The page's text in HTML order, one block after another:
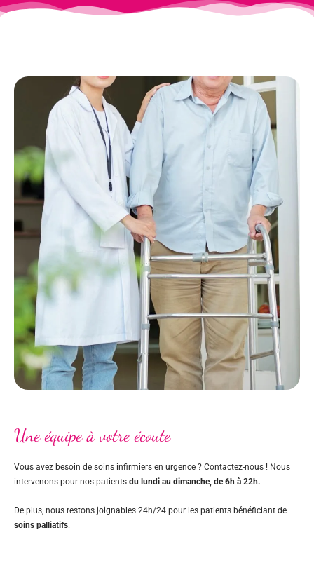
Une équipe à votre écoute
Vous avez besoin de soins infirmiers en urgence ? Contactez-nous ! Nous
intervenons pour nos patients du lundi au dimanche, de 6h à 22h.
De plus, nous restons joignables 24h/24 pour les patients bénéficiant de
soins palliatifs.